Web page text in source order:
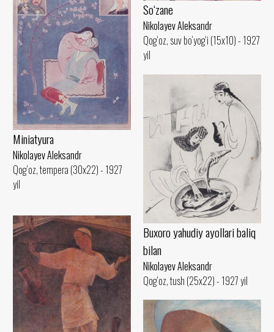
So‘zane
Nikolayev Aleksandr
Qog‘oz, suv bo‘yog‘i (15x10) - 1927
yil
Miniatyura
Nikolayev Aleksandr
Qog‘oz, tempera (30x22) - 1927
yil
Buxoro yahudiy ayollari baliq
bilan
Nikolayev Aleksandr
Qog‘oz, tush (25x22) - 1927 yil